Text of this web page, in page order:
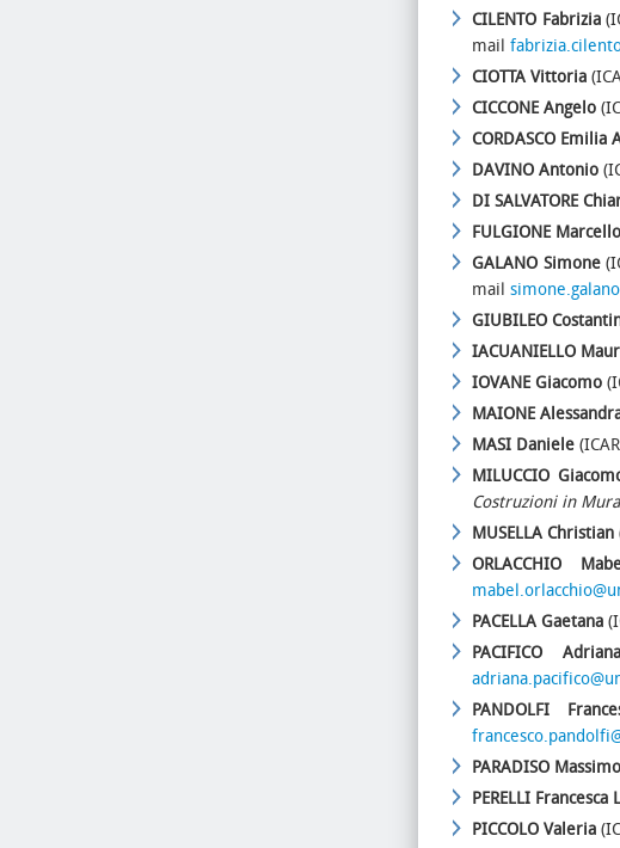
CILENTO Fabrizia
mail
CIOTTA Vittoria
CICCONE Angelo
CORDASCO Emilia
DAVINO Antonio
DI SALVATORE
FULGIONE Marcello
GALANO Simone
mail
GIUBILEO
IACUANIELLO
IOVANE Giacomo
MAIONE
MASI Daniele
MILUCCIO
Costruzioni in
MUSELLA Christian
ORLACCHIO
PACELLA Gaetana
PACIFICO Adriana
PANDOLFI
PARADISO Massimo
PERELLI Francesca
PICCOLO Valeria